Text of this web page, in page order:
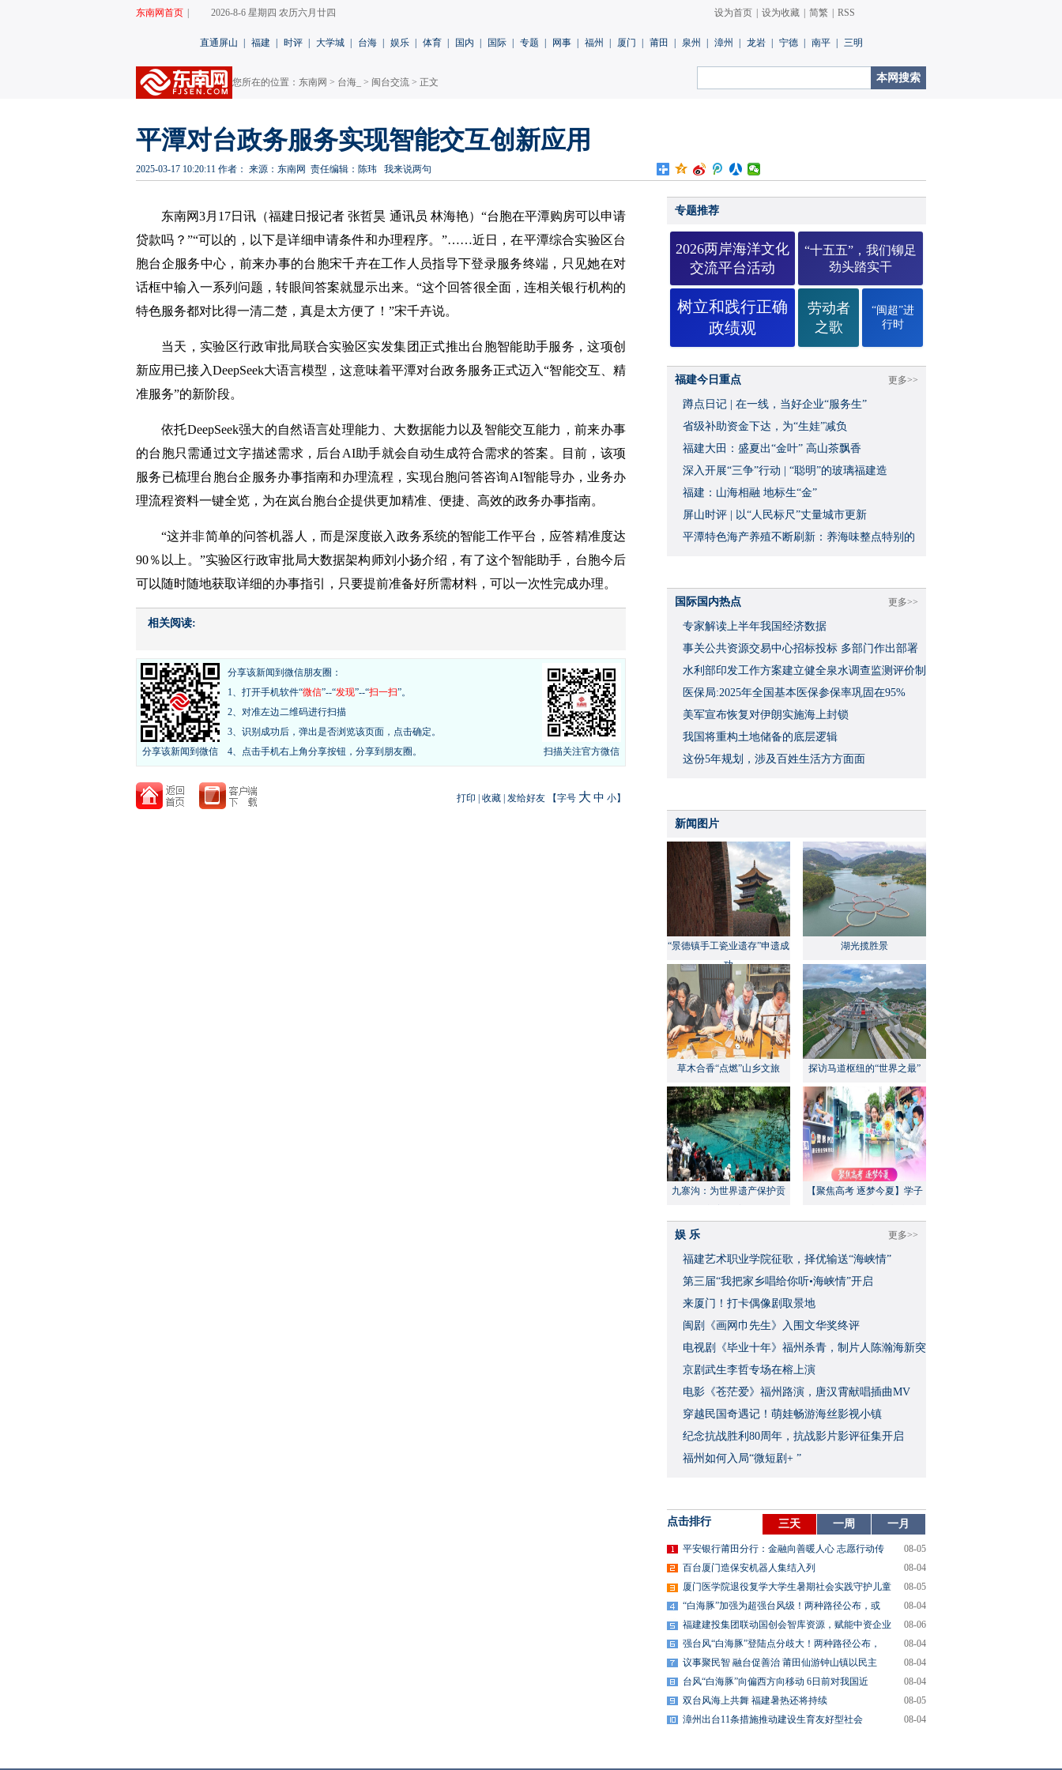
东南网首页 2026-8-6 星期四 农历六月廿四 设为首页 设为收藏 简繁 RSS
直通屏山 福建 时评 大学城 台海 娱乐 体育 国内 国际 专题 网事 福州 厦门 莆田 泉州 漳州 龙岩 宁德 南平 三明
您所在的位置： 东南网 > 台海_ > 闽台交流 > 正文
平潭对台政务服务实现智能交互创新应用
2025-03-17 10:20:11 作者： 来源：东南网 责任编辑：陈玮 我来说两句
东南网3月17日讯（福建日报记者张哲昊 通讯员 林海艳）“台胞在平潭购房可以申请
贷款吗？”“可以的，以下是详细申请条件和办理程序。”……近日，在平潭综合实验区台
胞台企服务中心，前来办事的台胞宋千卉在工作人员指导下登录服务终端，只见她在对
话框中输入一系列问题，转眼间答案就显示出来。“这个回答很全面，连相关银行机构的
特色服务都对比得一清二楚，真是太方便了！”宋千卉说。
当天，实验区行政审批局联合实验区实发集团正式推出台胞智能助手服务，这项创
新应用已接入DeepSeek大语言模型，这意味着平潭对台政务服务正式迈入“智能交互、精
准服务”的新阶段。
依托DeepSeek强大的自然语言处理能力、大数据能力以及智能交互能力，前来办事
的台胞只需通过文字描述需求，后台AI助手就会自动生成符合需求的答案。目前，该项
服务已梳理台胞台企服务办事指南和办理流程，实现台胞问答咨询AI智能导办，业务办
理流程资料一键全览，为在岚台胞台企提供更加精准、便捷、高效的政务办事指南。
“这并非简单的问答机器人，而是深度嵌入政务系统的智能工作平台，应答精准度达
90％以上。”实验区行政审批局大数据架构师刘小扬介绍，有了这个智能助手，台胞今后
可以随时随地获取详细的办事指引，只要提前准备好所需材料，可以一次性完成办理。
相关阅读:
扫描关注官方微信
分享该新闻到微信
分享该新闻到微信朋友圈：
1、打开手机软件“微信”--“发现”--“扫一扫”。
2、对准左边二维码进行扫描
3、识别成功后，弹出是否浏览该页面，点击确定。
4、点击手机右上角分享按钮，分享到朋友圈。
打印 收藏 发给好友 【字号 大 中 小】
专题推荐
2026两岸海洋文化
交流平台活动
“十五五”，我们铆足
劲头踏实干
树立和践行正确
政绩观
劳动者
之歌
“闽超”进
行时
更多>>
福建今日重点
蹲点日记 | 在一线，当好企业“服务生”
省级补助资金下达，为“生娃”减负
福建大田：盛夏出“金叶” 高山茶飘香
深入开展“三争”行动 | “聪明”的玻璃福建造
福建：山海相融 地标生“金”
屏山时评 | 以“人民标尺”丈量城市更新
平潭特色海产养殖不断刷新：养海味整点特别的
更多>>
国际国内热点
专家解读上半年我国经济数据
事关公共资源交易中心招标投标 多部门作出部署
水利部印发工作方案建立健全泉水调查监测评价制
度
医保局:2025年全国基本医保参保率巩固在95%
美军宣布恢复对伊朗实施海上封锁
我国将重构土地储备的底层逻辑
这份5年规划，涉及百姓生活方方面面
新闻图片
“景德镇手工瓷业遗存”申遗成
功
湖光揽胜景
草木合香“点燃”山乡文旅 探访马道枢纽的“世界之最”
九寨沟：为世界遗产保护贡
【聚焦高考 逐梦今夏】学子
更多>>
娱 乐
福建艺术职业学院征歌，择优输送“海峡情”
​第三届“我把家乡唱给你听•海峡情”开启
来厦门！打卡偶像剧取景地
闽剧《画网巾先生》入围文华奖终评
​电视剧《毕业十年》福州杀青，制片人陈瀚海新突
破
京剧武生李哲专场在榕上演
​电影《苍茫爱》福州路演，唐汉霄献唱插曲MV
穿越民国奇遇记！萌娃畅游海丝影视小镇
​纪念抗战胜利80周年，抗战影片影评征集开启
福州如何入局“微短剧+ ”
点击排行 三天 一周 一月
平安银行莆田分行：金融向善暖人心 志愿行动传
08-05
百台厦门造保安机器人集结入列
08-04
厦门医学院退役复学大学生暑期社会实践守护儿童
08-05
“白海豚”加强为超强台风级！两种路径公布，或
08-04
福建建投集团联动国创会智库资源，赋能中资企业
08-06
强台风“白海豚”登陆点分歧大！两种路径公布，
08-04
议事聚民智 融台促善治 莆田仙游钟山镇以民主
08-04
台风“白海豚”向偏西方向移动 6日前对我国近
08-04
双台风海上共舞 福建暑热还将持续
08-05
漳州出台11条措施推动建设生育友好型社会
08-04